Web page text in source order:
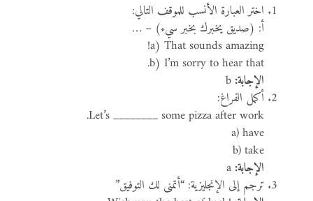
اختر العبارة الأنسب للموقف التالي:
أ: (صديق يخبرك بخبر سيء) – …
a) That sounds amazing!
b) I’m sorry to hear that.
الإجابة:
أكمل الفراغ:
Let’s ________ some pizza after work.
a) have
b) take
الإجابة:
ترجم إلى الإنجليزية: “أتمنى لك التوفيق”